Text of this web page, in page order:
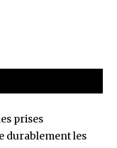
prises
durablement les